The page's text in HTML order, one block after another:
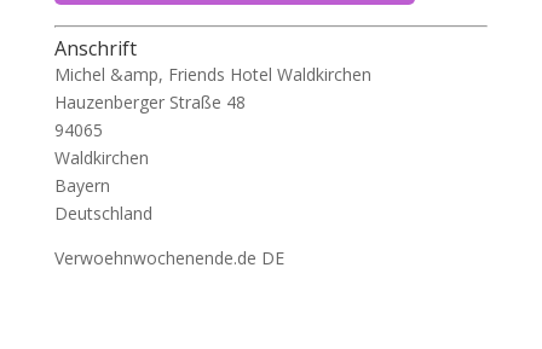
Anschrift
Michel &amp, Friends Hotel Waldkirchen
Hauzenberger Straße 48
94065
Waldkirchen
Bayern
Deutschland
Verwoehnwochenende.de DE